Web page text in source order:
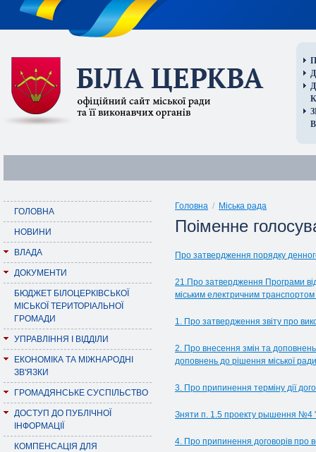
ГОЛОВНА
НОВИНИ
ВЛАДА
ДОКУМЕНТИ
БЮДЖЕТ БІЛОЦЕРКІВСЬКОЇ
МІСЬКОЇ ТЕРИТОРІАЛЬНОЇ
ГРОМАДИ
УПРАВЛІННЯ І ВІДДІЛИ
ЕКОНОМІКА ТА МІЖНАРОДНІ
ЗВ'ЯЗКИ
ГРОМАДЯНСЬКЕ СУСПІЛЬСТВО
ДОСТУП ДО ПУБЛІЧНОЇ
ІНФОРМАЦІЇ
КОМПЕНСАЦІЯ ДЛЯ
Головна / Міська рада
Поіменне
Про затвердження порядку
21.Про затвердження Програми
міським електричним
1. Про затвердження звіту про
2. Про внесення змін та
доповнень до рішення міської
3. Про припинення терміну дії
Зняти п. 1.5 проекту рышення №4
4. Про припинення договорів про